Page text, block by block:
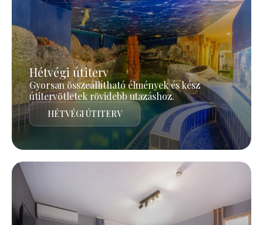
Hétvégi útiterv
Gyorsan összeállítható élmények és kész
útitervötletek rövidebb utazáshoz.
HÉTVÉGI ÚTITERV